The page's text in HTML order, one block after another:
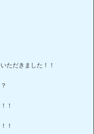
ただきました！！
！
！